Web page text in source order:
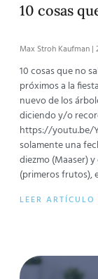
10 cosas
Max Stroh Kaufman
10 cosas que no
próximos a la
nuevo de los
diciendo y/o
https://youtu.be/
solamente una
diezmo (Maaser)
(primeros frutos),
LEER